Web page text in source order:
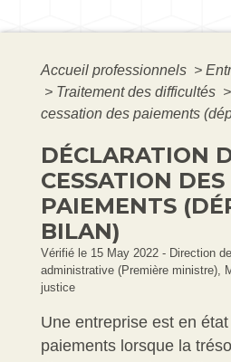
Accueil professionnels >
> Traitement des difficultés >
cessation des paiements
DÉCLARATION
CESSATION DES
PAIEMENTS
BILAN)
Vérifié le 15 May 2022 - Direction
administrative (Première ministre),
justice
Une entreprise est en
paiements lorsque la